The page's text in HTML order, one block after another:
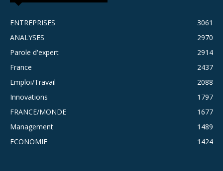
ENTREPRISES
3061
ANALYSES
2970
Parole d'expert
2914
France
2437
Emploi/Travail
2088
Innovations
1797
FRANCE/MONDE
1677
Management
1489
ECONOMIE
1424